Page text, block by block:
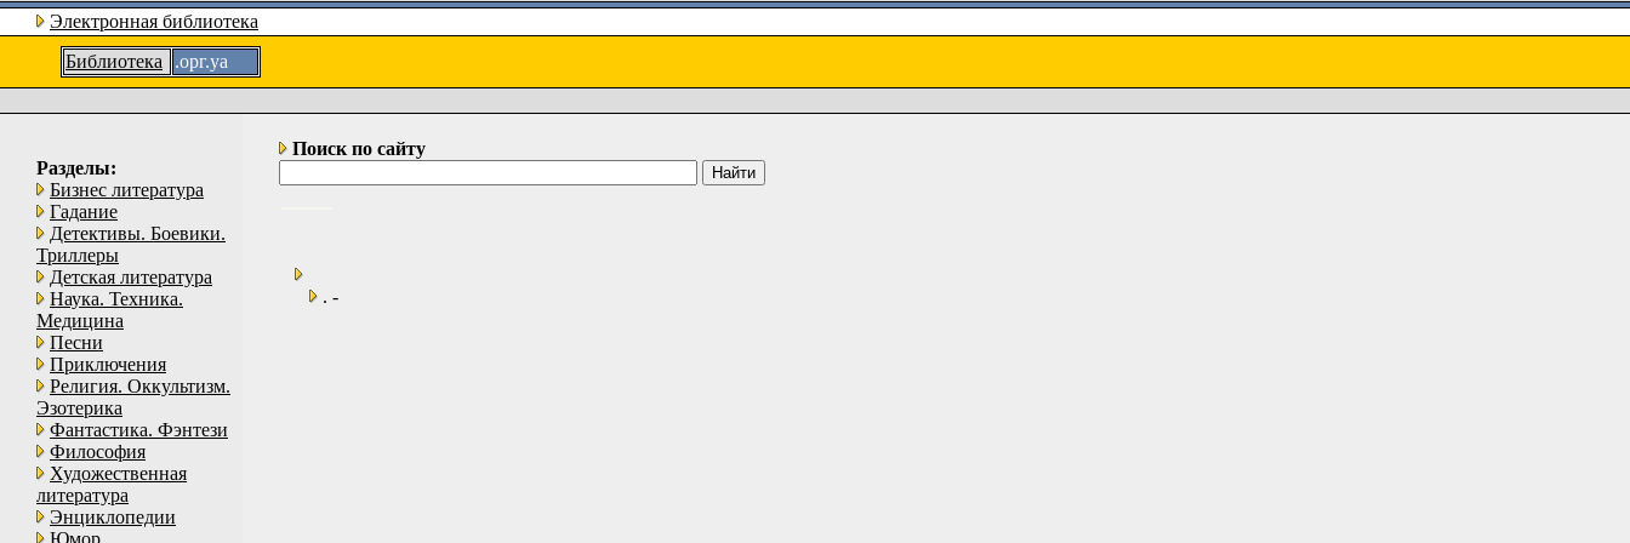
Электронная библиотека
Библиотека
.орг.уа
Разделы:
Бизнес литература
Гадание
Детективы. Боевики.
Триллеры
Детская литература
Наука. Техника.
Медицина
Песни
Приключения
Религия. Оккультизм.
Эзотерика
Фантастика. Фэнтези
Философия
Художественная
литература
Энциклопедии
Юмор
Поиск по сайту
. -